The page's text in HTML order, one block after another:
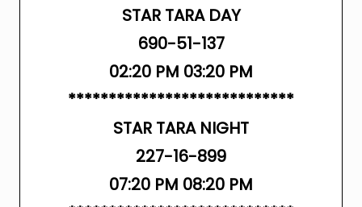
STAR TARA DAY
690-51-137
02:20 PM 03:20 PM
****************************
STAR TARA NIGHT
227-16-899
07:20 PM 08:20 PM